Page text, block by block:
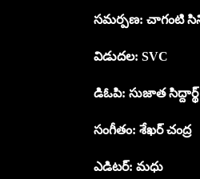
సమర్పణ: చాగంటి
విడుదల: SVC
డిఓపి: సుజాత సిద్దార్థ్
సంగీతం: శేఖర్ చంద్ర
ఎడిటర్: మధు